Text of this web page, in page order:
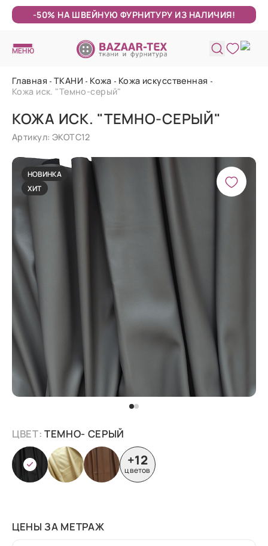
-50% НА ШВЕЙНУЮ ФУРНИТУРУ ИЗ НАЛИЧИЯ!
МЕНЮ
Главная ТКАНИ Кожа
Кожа искусственная
Кожа иск. "Темно-серый"
КОЖА ИСК. "ТЕМНО-СЕРЫЙ"
Артикул: ЭКОТС12
НОВИНКА
ХИТ
ЦВЕТ:ТЕМНО- СЕРЫЙ
+12
цветов
ЦЕНЫ ЗА МЕТРАЖ